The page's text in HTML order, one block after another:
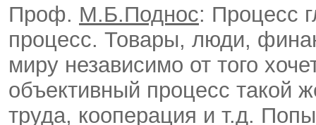
Проф. М.Б.Поднос: Процесс
процесс. Товары, люди,
миру независимо от того
объективный процесс такой
труда, кооперация и т.д.